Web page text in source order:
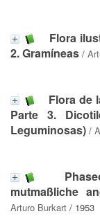
Flora
2. Gramíneas /
Flora de
Parte 3.
Leguminosas) /
mutmaßliche
Arturo Burkart / 1953